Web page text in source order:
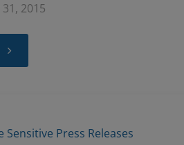
2015
Sensitive Press Releases